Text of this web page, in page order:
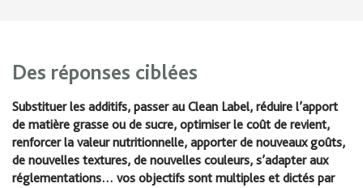
Des réponses ciblées
Substituer les additifs, passer au Clean Label, réduire l’apport
de matière grasse ou de sucre, optimiser le coût de revient,
renforcer la valeur nutritionnelle, apporter de nouveaux goûts,
de nouvelles textures, de nouvelles couleurs, s’adapter aux
réglementations… vos objectifs sont multiples et dictés par